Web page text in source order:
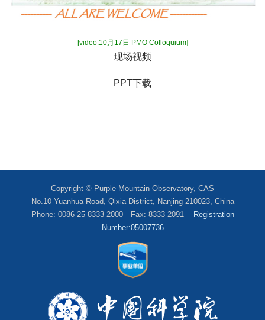
[video:10月17日 PMO Colloquium]
现场视频
PPT下载
Copyright © Purple Mountain Observatory, CAS
No.10 Yuanhua Road, Qixia District, Nanjing 210023, China
Phone: 0086 25 8333 2000 Fax: 8333 2091
Registration
Number:05007736